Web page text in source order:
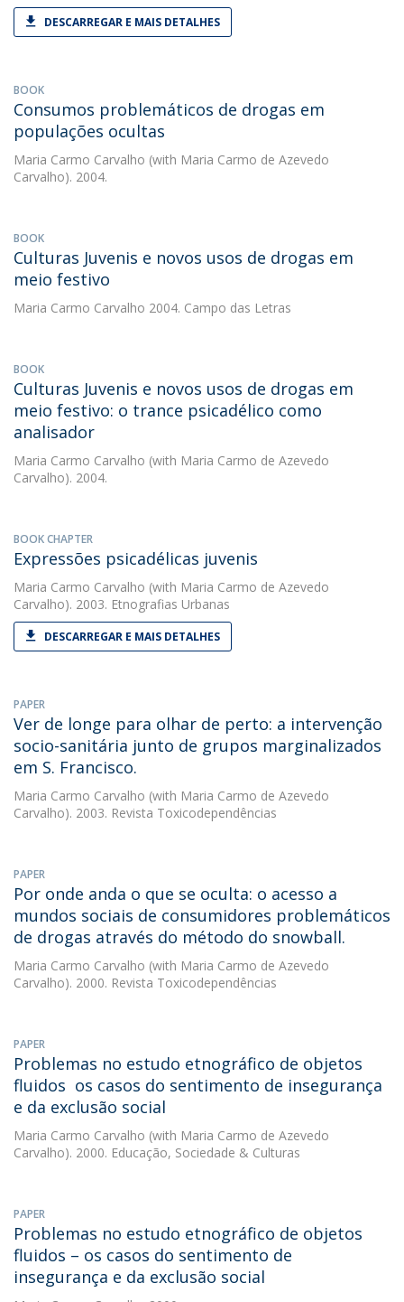
DESCARREGAR E MAIS DETALHES
BOOK
Consumos problemáticos de drogas em
populações ocultas
Maria Carmo Carvalho (with Maria Carmo de Azevedo
Carvalho). 2004.
BOOK
Culturas Juvenis e novos usos de drogas em
meio festivo
Maria Carmo Carvalho 2004. Campo das Letras
BOOK
Culturas Juvenis e novos usos de drogas em
meio festivo: o trance psicadélico como
analisador
Maria Carmo Carvalho (with Maria Carmo de Azevedo
Carvalho). 2004.
BOOK CHAPTER
Expressões psicadélicas juvenis
Maria Carmo Carvalho (with Maria Carmo de Azevedo
Carvalho). 2003. Etnografias Urbanas
DESCARREGAR E MAIS DETALHES
PAPER
Ver de longe para olhar de perto: a intervenção
socio-sanitária junto de grupos marginalizados
em S. Francisco.
Maria Carmo Carvalho (with Maria Carmo de Azevedo
Carvalho). 2003. Revista Toxicodependências
PAPER
Por onde anda o que se oculta: o acesso a
mundos sociais de consumidores problemáticos
de drogas através do método do snowball.
Maria Carmo Carvalho (with Maria Carmo de Azevedo
Carvalho). 2000. Revista Toxicodependências
PAPER
Problemas no estudo etnográfico de objetos
fluidos  os casos do sentimento de insegurança
e da exclusão social
Maria Carmo Carvalho (with Maria Carmo de Azevedo
Carvalho). 2000. Educação, Sociedade & Culturas
PAPER
Problemas no estudo etnográfico de objetos
fluidos – os casos do sentimento de
insegurança e da exclusão social